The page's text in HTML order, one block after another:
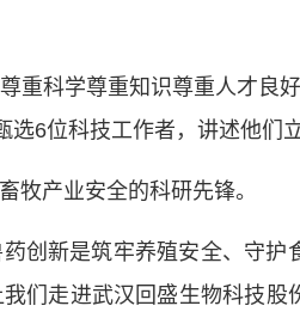
重科学尊重知识尊重人才良
6位科技工作者，讲述他们
牧产业安全的科研先锋。
创新是筑牢养殖安全、守
们走进武汉回盛生物科技